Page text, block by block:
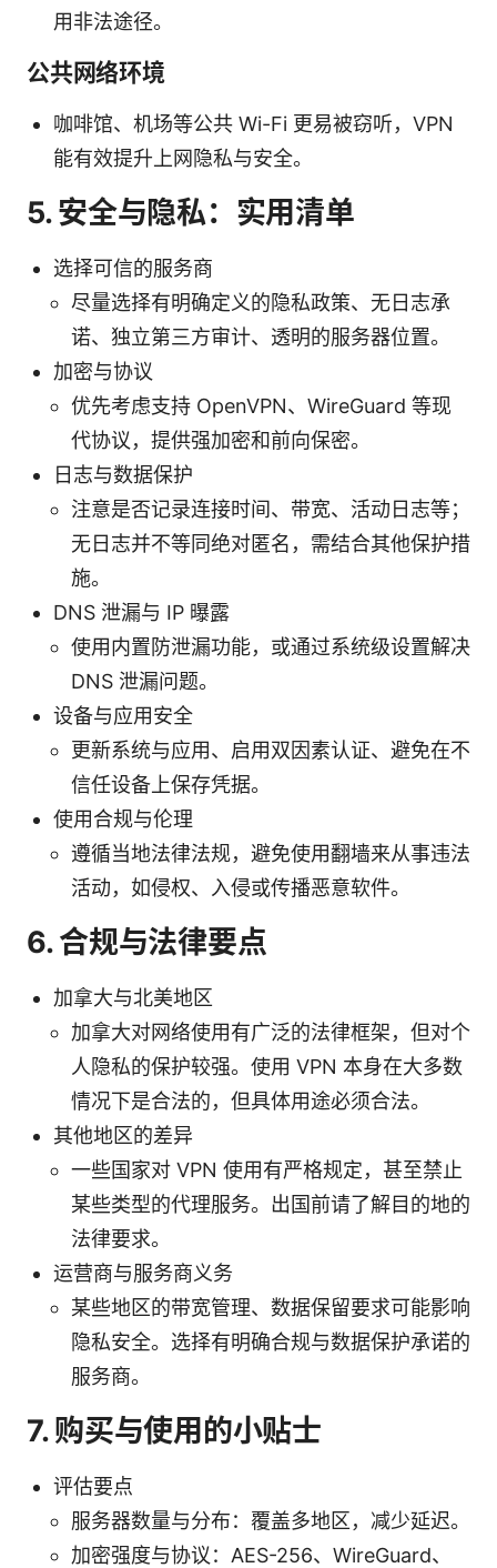
用非法途径。
公共网络环境
咖啡馆、机场等公共 Wi-Fi 更易被窃听，VPN
能有效提升上网隐私与安全。
5. 安全与隐私：实用清单
选择可信的服务商
尽量选择有明确定义的隐私政策、无日志承
诺、独立第三方审计、透明的服务器位置。
加密与协议
优先考虑支持 OpenVPN、WireGuard 等现
代协议，提供强加密和前向保密。
日志与数据保护
注意是否记录连接时间、带宽、活动日志等；
无日志并不等同绝对匿名，需结合其他保护措
施。
DNS 泄漏与 IP 曝露
使用内置防泄漏功能，或通过系统级设置解决
DNS 泄漏问题。
设备与应用安全
更新系统与应用、启用双因素认证、避免在不
信任设备上保存凭据。
使用合规与伦理
遵循当地法律法规，避免使用翻墙来从事违法
活动，如侵权、入侵或传播恶意软件。
6. 合规与法律要点
加拿大与北美地区
加拿大对网络使用有广泛的法律框架，但对个
人隐私的保护较强。使用 VPN 本身在大多数
情况下是合法的，但具体用途必须合法。
其他地区的差异
一些国家对 VPN 使用有严格规定，甚至禁止
某些类型的代理服务。出国前请了解目的地的
法律要求。
运营商与服务商义务
某些地区的带宽管理、数据保留要求可能影响
隐私安全。选择有明确合规与数据保护承诺的
服务商。
7. 购买与使用的小贴士
评估要点
服务器数量与分布：覆盖多地区，减少延迟。
加密强度与协议：AES-256、WireGuard、